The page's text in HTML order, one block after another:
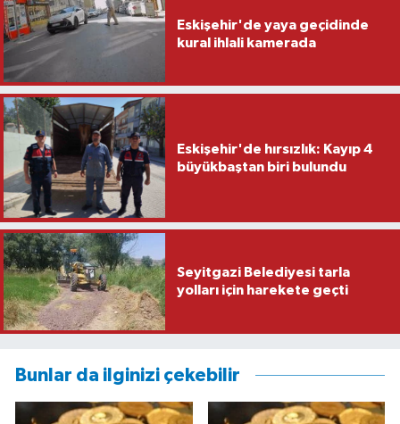
Eskişehir'de yaya geçidinde
kural ihlali kamerada
Eskişehir'de hırsızlık: Kayıp 4
büyükbaştan biri bulundu
Seyitgazi Belediyesi tarla
yolları için harekete geçti
Bunlar da ilginizi çekebilir